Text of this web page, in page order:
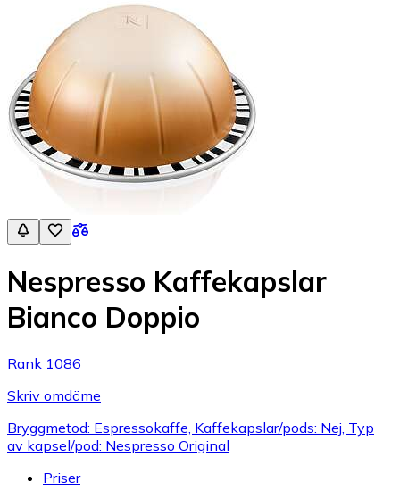
Nespresso Kaffekapslar
Bianco Doppio
Rank 1086
Skriv omdöme
Bryggmetod: Espressokaffe, Kaffekapslar/pods: Nej, Typ
av kapsel/pod: Nespresso Original
Priser